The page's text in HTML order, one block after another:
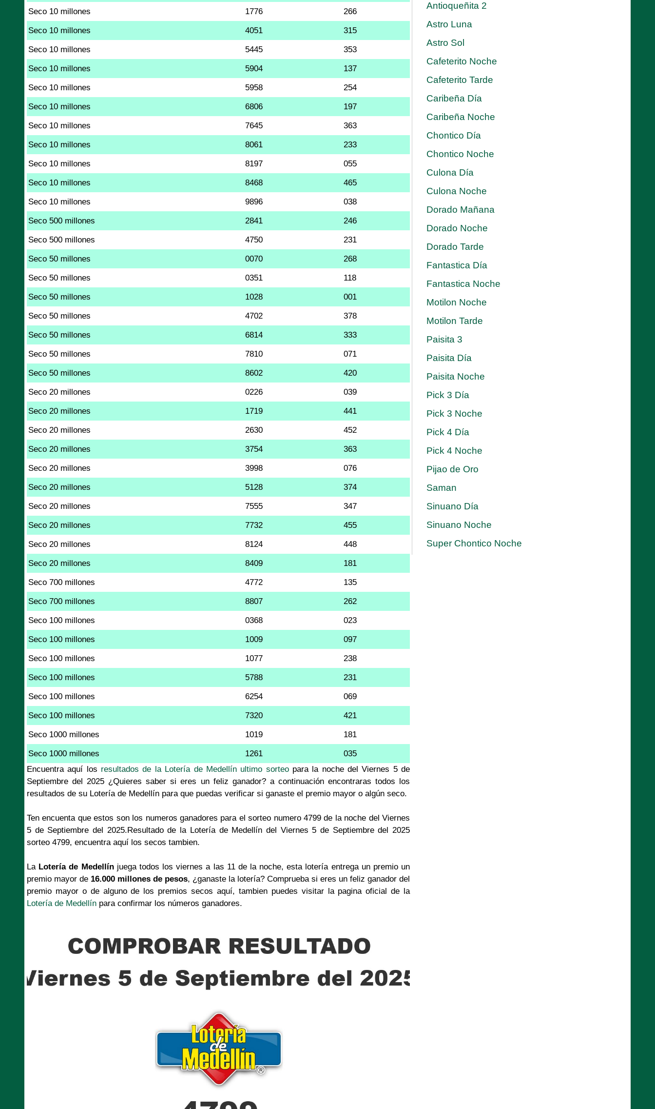
Seco 10 millones 1776 266
Seco 10 millones 4051 315
Seco 10 millones 5445 353
Seco 10 millones 5904 137
Seco 10 millones 5958 254
Seco 10 millones 6806 197
Seco 10 millones 7645 363
Seco 10 millones 8061 233
Seco 10 millones 8197 055
Seco 10 millones 8468 465
Seco 10 millones 9896 038
Seco 500 millones 2841 246
Seco 500 millones 4750 231
Seco 50 millones 0070 268
Seco 50 millones 0351 118
Seco 50 millones 1028 001
Seco 50 millones 4702 378
Seco 50 millones 6814 333
Seco 50 millones 7810 071
Seco 50 millones 8602 420
Seco 20 millones 0226 039
Seco 20 millones 1719 441
Seco 20 millones 2630 452
Seco 20 millones 3754 363
Seco 20 millones 3998 076
Seco 20 millones 5128 374
Seco 20 millones 7555 347
Seco 20 millones 7732 455
Seco 20 millones 8124 448
Seco 20 millones 8409 181
Seco 700 millones 4772 135
Seco 700 millones 8807 262
Seco 100 millones 0368 023
Seco 100 millones 1009 097
Seco 100 millones 1077 238
Seco 100 millones 5788 231
Seco 100 millones 6254 069
Seco 100 millones 7320 421
Seco 1000 millones 1019 181
Seco 1000 millones 1261
035
Encuentra aquí los resultados de la Lotería de Medellín ultimo sorteopara la noche del Viernes 5 de
Septiembre del 2025 ¿Quieres saber si eres un feliz ganador? a continuación encontraras todos los
resultados de su Lotería de Medellín para que puedas verificar si ganaste el premio mayor o algún seco.
Ten encuenta que estos son los numeros ganadores para el sorteo numero 4799 de la noche del Viernes
5 de Septiembre del 2025.Resultado de la Lotería de Medellín del Viernes 5 de Septiembre del 2025
sorteo 4799, encuentra aquí los secos tambien.
La Lotería de Medellín juega todos los viernes a las 11 de la noche, esta lotería entrega un premio un
premio mayor de 16.000 millones de pesos, ¿ganaste la lotería? Comprueba si eres un feliz ganador del
premio mayor o de alguno de los premios secos aquí, tambien puedes visitar la pagina oficial de la
Lotería de Medellín para confirmar los números ganadores.
Antioqueñita 2
Astro Luna
Astro Sol
Cafeterito Noche
Cafeterito Tarde
Caribeña Día
Caribeña Noche
Chontico Día
Chontico Noche
Culona Día
Culona Noche
Dorado Mañana
Dorado Noche
Dorado Tarde
Fantastica Día
Fantastica Noche
Motilon Noche
Motilon Tarde
Paisita 3
Paisita Día
Paisita Noche
Pick 3 Día
Pick 3 Noche
Pick 4 Día
Pick 4 Noche
Pijao de Oro
Saman
Sinuano Día
Sinuano Noche
Super Chontico Noche